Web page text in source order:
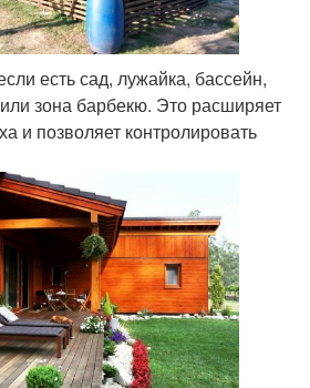
есть сад, лужайка, бассейн,
зона барбекю. Это расширяет
и позволяет контролировать